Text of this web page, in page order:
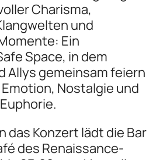
Charisma,
und
Ein
Space, in dem
Allys gemeinsam feiern
Nostalgie und
das Konzert lädt die Bar
des Renaissance-